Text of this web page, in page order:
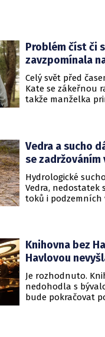
Problém číst či
zavzpomínala
Celý svět před
Kate se zákeřnou
takže manželka
Vedra a sucho
se zadržováním
Hydrologické
Vedra, nedostatek
toků i podzemních
ekosystémů i obcí
Knihovna bez
Havlovou
Je rozhodnuto.
nedohodla s
bude pokračovat